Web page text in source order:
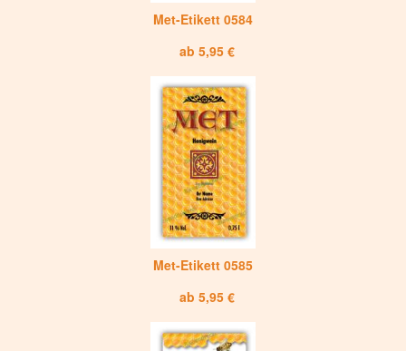
Met-Etikett 0584
ab 5,95 €
Met-Etikett 0585
ab 5,95 €